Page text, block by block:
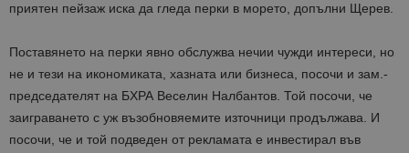
приятен пейзаж иска да гледа перки в морето, допълни Щерев.
Поставянето на перки явно обслужва нечии чужди интереси, но
не и тези на икономиката, хазната или бизнеса, посочи и зам.-
председателят на БХРА Веселин Налбантов. Той посочи, че
заиграването с уж възобновяемите източници продължава. И
посочи, че и той подведен от рекламата е инвестирал във